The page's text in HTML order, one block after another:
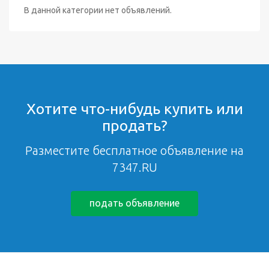
В данной категории нет объявлений.
Хотите что-нибудь купить или
продать?
Разместите бесплатное объявление на
7347.RU
подать объявление